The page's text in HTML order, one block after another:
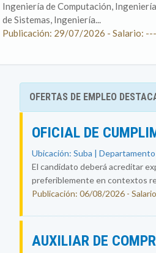
Ingeniería de Computación,
de Sistemas, Ingeniería...
Publicación: 29/07/2026 - Salario:
OFERTAS DE EMPLEO
OFICIAL DE
Ubicación: Suba |
El candidato deberá acreditar
preferiblemente en contextos
Publicación: 06/08/2026 -
AUXILIAR DE